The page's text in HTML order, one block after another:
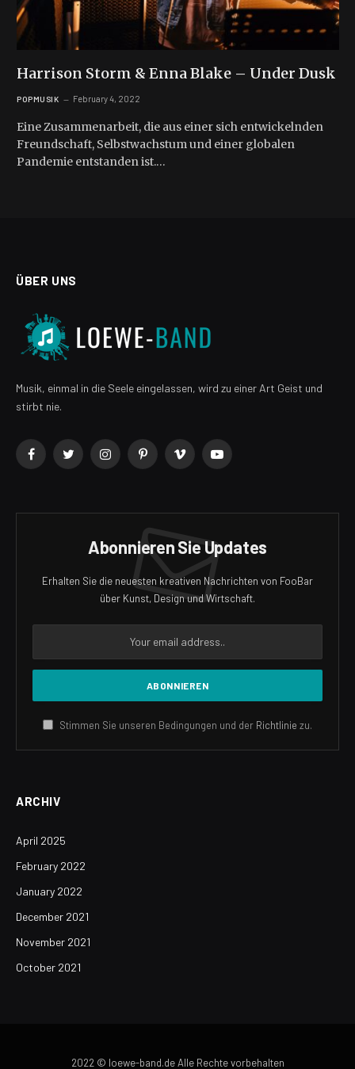
Harrison Storm & Enna Blake – Under Dusk
POPMUSIK February 4, 2022
Eine Zusammenarbeit, die aus einer sich entwickelnden
Freundschaft, Selbstwachstum und einer globalen
Pandemie entstanden ist.…
ÜBER UNS
Musik, einmal in die Seele eingelassen, wird zu einer Art Geist und
stirbt nie.
FacebookTwitterInstagramPinterestVimeo YouTube
Abonnieren Sie Updates
Erhalten Sie die neuesten kreativen Nachrichten von FooBar
über Kunst, Design und Wirtschaft.
Stimmen Sie unseren Bedingungen und der Richtlinie zu.
ARCHIV
April 2025
February 2022
January 2022
December 2021
November 2021
October 2021
2022 © loewe-band.de Alle Rechte vorbehalten